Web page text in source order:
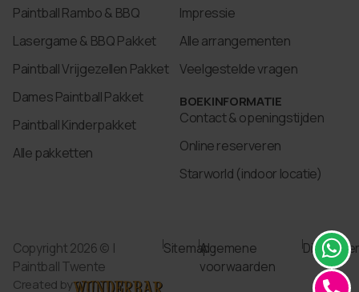
Paintball Rambo & BBQ
Lasergame & BBQ Pakket
Paintball Vrijgezellen Pakket
Dames Paintball Pakket
Paintball Kinderpakket
Alle pakketten
Impressie
Alle arrangementen
Veelgestelde vragen
BOEKINFORMATIE
Contact & openingstijden
Online reserveren
Starworld (indoor locatie)
Copyright 2026 © |
Paintball Twente
SitemapAlgemene
voorwaarden
Disclaimer
Created by